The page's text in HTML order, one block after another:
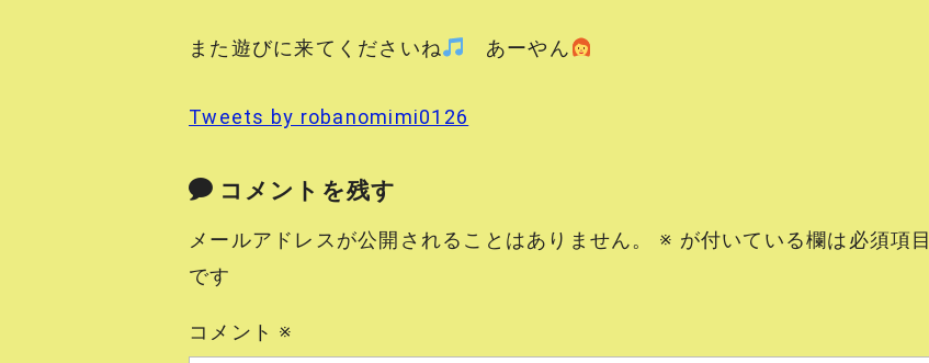
また遊びに来てくださいね あーやん
Tweets by robanomimi0126
コメントを残す
メールアドレスが公開されることはありません。 ※ が付いている欄は必須項目
です
コメント ※